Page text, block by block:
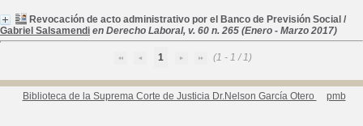
Revocación de acto administrativo por el Banco de Previsión Social /
Gabriel Salsamendi en Derecho Laboral, v. 60 n. 265 (Enero - Marzo 2017)
1 (1 - 1 / 1)
Biblioteca de la Suprema Corte de Justicia Dr.Nelson García Otero pmb